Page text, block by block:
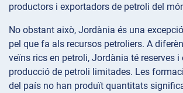
productors i exportadors de petroli del
No obstant això, Jordània és una
pel que fa als recursos petroliers. A
veïns rics en petroli, Jordània té reserves
producció de petroli limitades. Les
del país no han produït quantitats